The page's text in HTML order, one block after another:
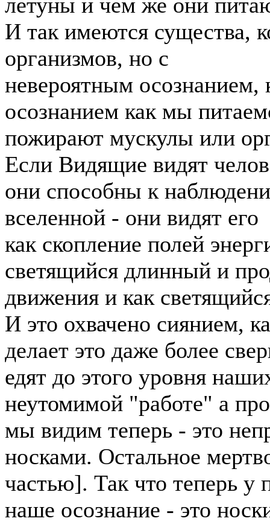
И так имеются существа,
организмов, но с
невероятным
осознанием как мы
пожирают мускулы или
Если Видящие видят
они способны к
вселенной - они видят его
как скопление полей
светящийся длинный и
движения и как
И это охвачено сиянием,
делает это даже более
едят до этого уровня
неутомимой "работе" а
мы видим теперь - это
носками. Остальное
частью]. Так что теперь у
наше осознание - это